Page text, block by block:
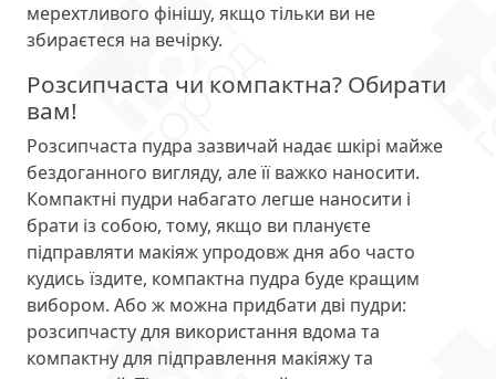
мерехтливого фінішу, якщо тільки ви не
збираєтеся на вечірку.
Розсипчаста чи компактна? Обирати
вам!
Розсипчаста пудра зазвичай надає шкірі майже
бездоганного вигляду, але її важко наносити.
Компактні пудри набагато легше наносити і
брати із собою, тому, якщо ви плануєте
підправляти макіяж упродовж дня або часто
кудись їздите, компактна пудра буде кращим
вибором. Або ж можна придбати дві пудри:
розсипчасту для використання вдома та
компактну для підправлення макіяжу та